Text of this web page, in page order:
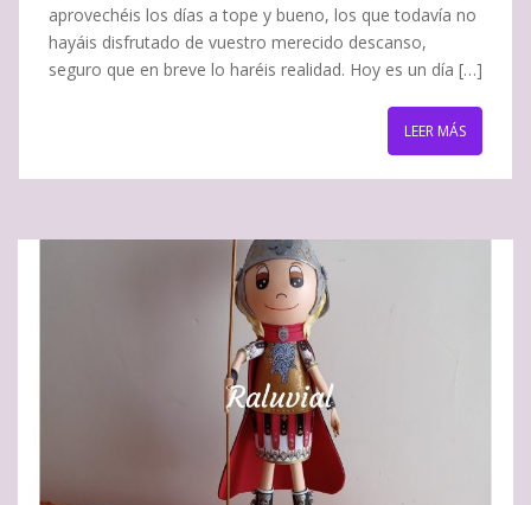
aprovechéis los días a tope y bueno, los que todavía no
hayáis disfrutado de vuestro merecido descanso,
seguro que en breve lo haréis realidad. Hoy es un día […]
LEER MÁS